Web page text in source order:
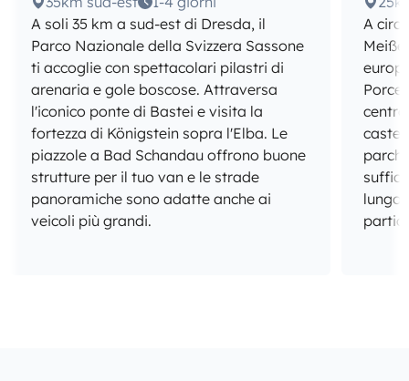
A soli 35 km a sud-est di Dresda, il
Parco Nazionale della Svizzera Sassone
ti accoglie con spettacolari pilastri di
arenaria e gole boscose. Attraversa
l'iconico ponte di Bastei e visita la
fortezza di Königstein sopra l'Elba. Le
piazzole a Bad Schandau offrono buone
strutture per il tuo van e le strade
panoramiche sono adatte anche ai
veicoli più grandi.
A
lungo